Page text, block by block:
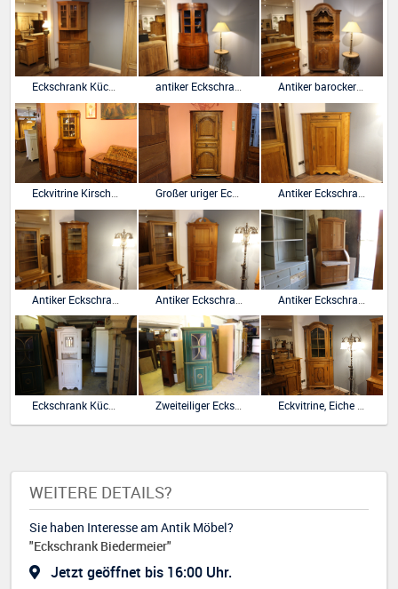
Großer uriger Eckschrank, Biedermeier
Eckschrank Kücheneckschrank, weiß gestrichen Zweiteiliger Eckschrank, Kiefer bemalt, Biedermeier Eckvitrine, Eiche im Barockstil
WEITERE DETAILS?
Sie haben Interesse am Antik Möbel?
"Eckschrank Biedermeier"
Jetzt geöffnet bis 16:00 Uhr.